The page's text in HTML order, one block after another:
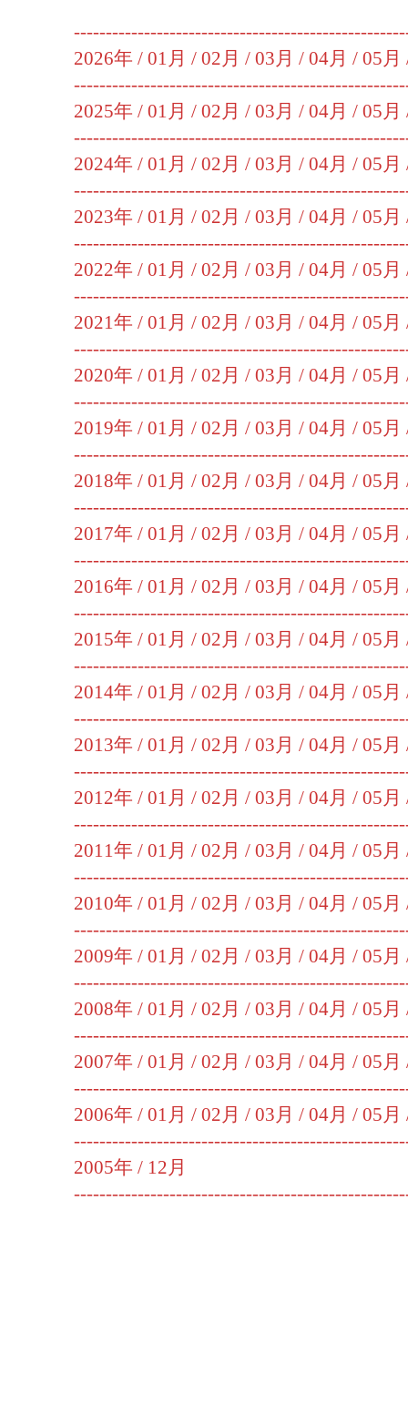
2026年 / 01月 / 02月 / 03月 / 04月 / 05月
2025年 / 01月 / 02月 / 03月 / 04月 / 05月
2024年 / 01月 / 02月 / 03月 / 04月 / 05月
2023年 / 01月 / 02月 / 03月 / 04月 / 05月
2022年 / 01月 / 02月 / 03月 / 04月 / 05月
2021年 / 01月 / 02月 / 03月 / 04月 / 05月
2020年 / 01月 / 02月 / 03月 / 04月 / 05月
2019年 / 01月 / 02月 / 03月 / 04月 / 05月
2018年 / 01月 / 02月 / 03月 / 04月 / 05月
2017年 / 01月 / 02月 / 03月 / 04月 / 05月
2016年 / 01月 / 02月 / 03月 / 04月 / 05月
2015年 / 01月 / 02月 / 03月 / 04月 / 05月
2014年 / 01月 / 02月 / 03月 / 04月 / 05月
2013年 / 01月 / 02月 / 03月 / 04月 / 05月
2012年 / 01月 / 02月 / 03月 / 04月 / 05月
2011年 / 01月 / 02月 / 03月 / 04月 / 05月
2010年 / 01月 / 02月 / 03月 / 04月 / 05月
2009年 / 01月 / 02月 / 03月 / 04月 / 05月
2008年 / 01月 / 02月 / 03月 / 04月 / 05月
2007年 / 01月 / 02月 / 03月 / 04月 / 05月
2006年 / 01月 / 02月 / 03月 / 04月 / 05月
2005年 / 12月